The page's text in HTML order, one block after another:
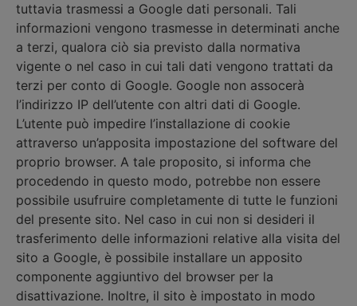
tuttavia trasmessi a Google dati personali. Tali
informazioni vengono trasmesse in determinati anche
a terzi, qualora ciò sia previsto dalla normativa
vigente o nel caso in cui tali dati vengono trattati da
terzi per conto di Google. Google non assocerà
l’indirizzo IP dell’utente con altri dati di Google.
L’utente può impedire l’installazione di cookie
attraverso un’apposita impostazione del software del
proprio browser. A tale proposito, si informa che
procedendo in questo modo, potrebbe non essere
possibile usufruire completamente di tutte le funzioni
del presente sito. Nel caso in cui non si desideri il
trasferimento delle informazioni relative alla visita del
sito a Google, è possibile installare un apposito
componente aggiuntivo del browser per la
disattivazione. Inoltre, il sito è impostato in modo